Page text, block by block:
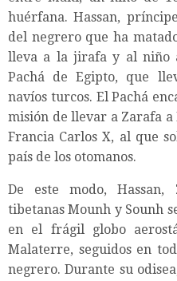
huérfana. Hassan,
del negrero que ha
lleva a la jirafa y al niño
Pachá de Egipto, que
navíos turcos. El Pachá
misión de llevar a Zarafa a
Francia Carlos X, al que
país de los otomanos.
De este modo,
tibetanas Mounh y Sounh
en el frágil globo
Malaterre, seguidos en
negrero. Durante su